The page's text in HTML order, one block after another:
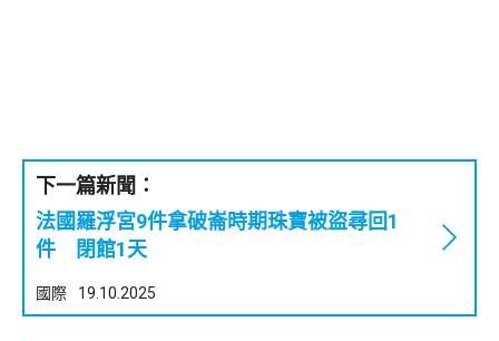
下一篇新聞：
法國羅浮宮9件拿破崙時期珠寶被盜尋回1
件 閉館1天
國際 19.10.2025